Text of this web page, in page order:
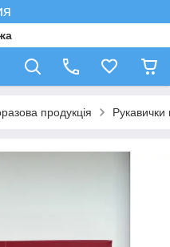
продукція Рукавички